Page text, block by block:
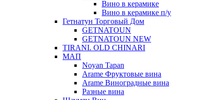
Вино в керамике
Вино в керамике п/у
Гетнатун Торговый Дом
GETNATOUN
GETNATOUN NEW
TIRANI. OLD CHINARI
МАП
Noyan Tapan
Arame Фруктовые вина
Arame Виноградные вина
Разные вина